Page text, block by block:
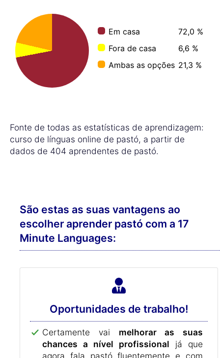
Em casa
72,0 %
Fora de casa
6,6 %
Ambas as opções 21,3 %
Fonte de todas as estatísticas de aprendizagem:
curso de línguas online de pastó, a partir de
dados de 404 aprendentes de pastó.
São estas as suas vantagens ao
escolher aprender pastó com a 17
Minute Languages:
Oportunidades de trabalho!
Certamente vai melhorar as suas
chances a nível profissional já que
agora fala pastó fluentemente e com